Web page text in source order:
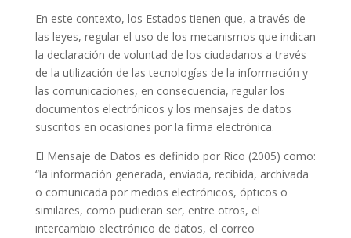
En este contexto, los Estados tienen que, a través de
las leyes, regular el uso de los mecanismos que indican
la declaración de voluntad de los ciudadanos a través
de la utilización de las tecnologías de la información y
las comunicaciones, en consecuencia, regular los
documentos electrónicos y los mensajes de datos
suscritos en ocasiones por la firma electrónica.
El Mensaje de Datos es definido por Rico (2005) como:
“la información generada, enviada, recibida, archivada
o comunicada por medios electrónicos, ópticos o
similares, como pudieran ser, entre otros, el
intercambio electrónico de datos, el correo